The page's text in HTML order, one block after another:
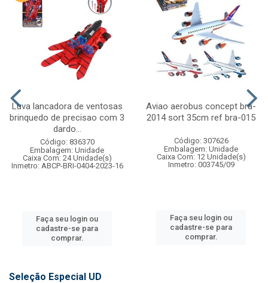
Luva lancadora de ventosas
brinquedo de precisao com 3
dardo...
Código: 836370
Embalagem: Unidade
Caixa Com: 24 Unidade(s)
Inmetro: ABCP-BRI-0404-2023-16
Faça seu login ou
cadastre-se para
comprar.
Aviao aerobus concept bra-
2014 sort 35cm ref bra-015
Código: 307626
Embalagem: Unidade
Caixa Com: 12 Unidade(s)
Inmetro: 003745/09
Faça seu login ou
cadastre-se para
comprar.
Seleção Especial UD